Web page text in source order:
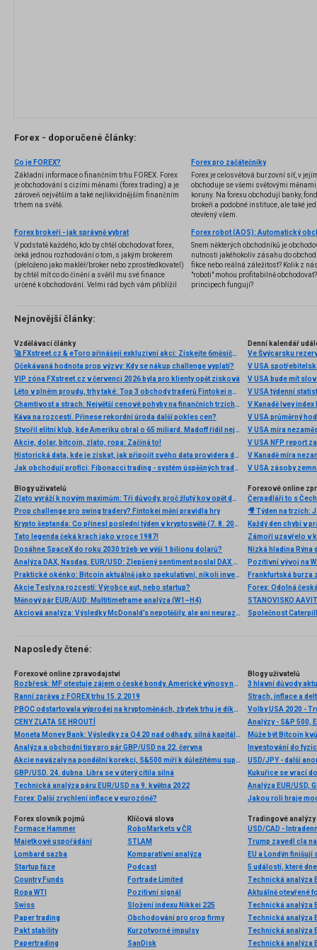
Forex - doporučené články:
Co je FOREX?
Základní informace o finančním trhu FOREX. Forex
je obchodování s cizími měnami (forex trading) a je
zároveň největším a také nejlikvidnějším finančním
trhem na světě.
Forex pro začátečníky
Forex je celosvětová burzovní síť, v
obchoduje se všemi světovými
koruny. Na forexu obchodují banky,
brokeři a podobné instituce, ale také
otevřený všem.
Forex brokeři - jak správně vybrat
V podstatě každého, kdo by chtěl obchodovat forex,
čeká jednou rozhodování o tom, s jakým brokerem
(přeloženo jako makléř/broker nebo zprostředkovatel)
by chtěl mít co do činění a svěřil mu své finance
určené k obchodování. Velmi rád bych vám přiblížil
několik příkladů nejznámějších z nich.
Snem některých obchodníků je
nutnosti jakéhokoliv zásahu do
fikce nebo reálná záležitost? Kolik z
"roboti" mohou profitabilně
principech fungují?
Nejnovější články:
Vzdělávací články
🚀 FXstreet.cz & eToro přinášejí exkluzivní akci: Získejte 6měsíční členství ve VIP zóně ZDARMA
Očekávaná hodnota prop výzvy: Kdy se nákup challenge vyplatí?
VIP zóna FXstreet.cz v červenci 2026 byla pro klienty opět zisková
Léto v plném proudu, trhy také: Top 3 obchody traderů Fintokei na indexech a zlatě
Chamtivost a strach: Největší cenové pohyby na finančních trzích (červenec 2026)
Káva na rozcestí. Přinese rekordní úroda další pokles cen?
Stvořil elitní klub, kde Ameriku obral o 65 miliard. Madoff řídil největší Ponzi dějin
Akcie, dolar, bitcoin, zlato, ropa: Začíná to!
Historická data, kde je získat, jak připojit svého data providera do MultiCharts a proč je budeme potřebovat? (4. díl)
Jak obchodují profíci: Fibonacci trading - systém úspěšných traderů
Denní kalendář
Ve Švýcarsku
V USA
V USA bude mít
V USA týdenní
V Kanadě Ivey index
V USA průměrný
V USA míra
V USA NFP report
V Kanadě míra
V USA zásoby
Blogy uživatelů
Zlato vyráží k novým maximům: Tři důvody, proč žlutý kov opět dominuje
Prop challenge pro swing tradery? Fintokei mění pravidla hry
Krypto šeptanda: Co přinesl poslední týden v kryptosvětě (7. 8. 2026)
Tato legenda čeká krach jako v roce 1987!
Dosáhne SpaceX do roku 2030 tržeb ve výši 1 bilionu dolarů?
Analýza DAX, Nasdaq, EUR/USD: Zlepšený sentiment poslal DAX na nová maxima
Praktické okénko: Bitcoin aktuálně jako spekulativní, nikoli investiční aktivum
Akcie Tesly na rozcestí: Výrobce aut, nebo startup?
Měnový pár EUR/AUD: Multitimeframe analýza (W1–H4)
Akciová analýza: Výsledky McDonald’s nepotěšily, ale ani neurazily. Jakou vizi společnost prezentovala?
Forexové online
Nízká hladina
Pozitivní vývoj na
Frankfurtská burza
Naposledy čtené:
Forexové online zpravodajství
Rozbřesk: MF otestuje zájem o české bondy. Americké výnosy nejvýš za 4 roky a břidlicáři na vzestupu
Ranní zpráva z FOREX trhu 15.2.2019
PBOC odstartovala výprodej na kryptoměnách, zbytek trhu je díky Severní Koreji stále lehce nervózní
CENY ZLATA SE HROUTÍ
Moneta Money Bank: Výsledky za Q4 20 nad odhady, silná kapitálová přiměřenost
Analýza a obchodní tipy pro pár GBP/USD na 22. června
Akcie navázaly na pondělní korekci, S&500 míří k důležitému supportu
GBP/USD. 24. dubna. Libra se v úterý cítila silná
Technická analýza páru EUR/USD na 9. května 2022
Forex: Další zrychlení inflace v eurozóně?
Blogy uživatelů
3 hlavní důvody
Strach, inflace a
Analýzy - S&P 500,
Investování do
USD/JPY - další
Kukuřice se vrací
Jakou roli hraje
Forex slovník pojmů
Formace Hammer
Majetkové uspořádání
Lombard sazba
Startup fáze
Country Funds
Ropa WTI
Swiss
Paper trading
Pakt stability
Papertrading
Klíčová slova
RoboMarkets v ČR
STLAM
Komparatívní analýza
Podcast
Fortrade Limited
Pozitivní signál
Složení indexu Nikkei 225
Obchodování pro prop firmy
Kurzotvorné impulsy
SanDisk
Tradingové analýzy
USD/CAD -
Trump zavedl cla
EU a Londýn
5 událostí, které
Technická analýza
Aktuálně otevřené
Technická analýza
Technická analýza
Technická analýza
Technická analýza